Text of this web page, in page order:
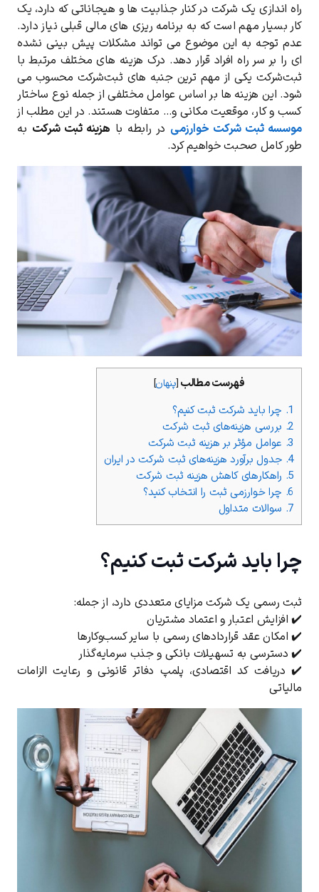
راه‌ اندازی یک شرکت در کنار جذابیت ‌ها و هیجاناتی که دارد، یک
کار بسیار مهم است که به برنامه‌ ریزی ‌های مالی قبلی نیاز دارد.
عدم توجه به این موضوع می ‌تواند مشکلات پیش ‌بینی نشده
ای را بر سر راه افراد قرار دهد. درک هزینه ‌های مختلف مرتبط با
ثبت‌شرکت یکی از مهم‌ ترین جنبه ‌های ثبت‌شرکت محسوب می‌
شود. این هزینه ‌ها بر اساس عوامل مختلفی از جمله نوع ساختار
کسب و کار، موقعیت مکانی و… متفاوت هستند. در این مطلب از
موسسه ثبت شرکت خوارزمی در رابطه با هزینه ثبت شرکت به
طور کامل صحبت خواهیم کرد.
فهرست مطالب [پنهان]
1. چرا باید شرکت ثبت کنیم؟
2. بررسی هزینه‌های ثبت شرکت
3. عوامل مؤثر بر هزینه ثبت شرکت
4. جدول برآورد هزینه‌های ثبت شرکت در ایران
5. راهکارهای کاهش هزینه ثبت شرکت
6. چرا خوارزمی ثبت را انتخاب کنید؟
7. سوالات متداول
چرا باید شرکت ثبت کنیم؟
ثبت رسمی یک شرکت مزایای متعددی دارد، از جمله:
✔️ افزایش اعتبار و اعتماد مشتریان
✔️ امکان عقد قراردادهای رسمی با سایر کسب‌وکارها
✔️ دسترسی به تسهیلات بانکی و جذب سرمایه‌گذار
✔️ دریافت کد اقتصادی، پلمپ دفاتر قانونی و رعایت الزامات
مالیاتی